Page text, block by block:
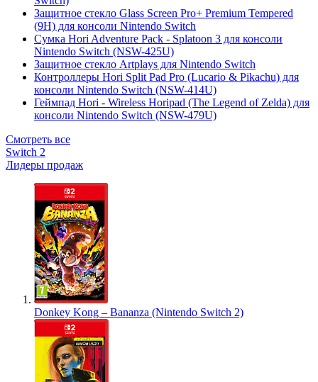
Защитное стекло Glass Screen Pro+ Premium Tempered
(9H) для консоли Nintendo Switch
Сумка Hori Adventure Pack - Splatoon 3 для консоли
Nintendo Switch (NSW-425U)
Защитное стекло Artplays для Nintendo Switch
Контроллеры Hori Split Pad Pro (Lucario & Pikachu) для
консоли Nintendo Switch (NSW-414U)
Геймпад Hori - Wireless Horipad (The Legend of Zelda) для
консоли Nintendo Switch (NSW-479U)
Смотреть все
Switch 2
Лидеры продаж
Donkey Kong – Bananza (Nintendo Switch 2)